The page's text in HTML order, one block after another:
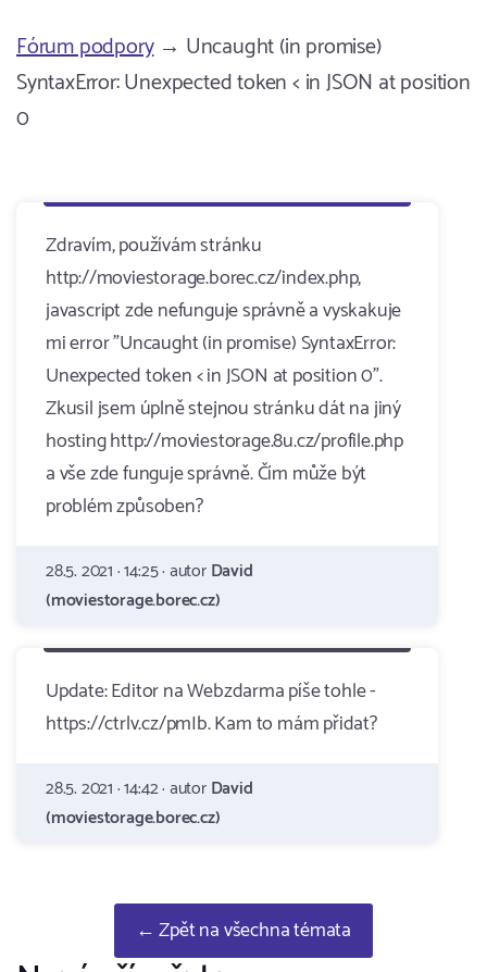
Fórum podpory→ Uncaught (in promise)
SyntaxError: Unexpected token < in JSON at position
0
Zdravím, používám stránku
http://moviestorage.borec.cz/index.php,
javascript zde nefunguje správně a vyskakuje
mi error "Uncaught (in promise) SyntaxError:
Unexpected token < in JSON at position 0".
Zkusil jsem úplně stejnou stránku dát na jiný
hosting http://moviestorage.8u.cz/profile.php
a vše zde funguje správně. Čím může být
problém způsoben?
28.5. 2021 · 14:25 · autorDavid
(moviestorage.borec.cz)
Update: Editor na Webzdarma píše tohle -
https://ctrlv.cz/pmIb. Kam to mám přidat?
28.5. 2021 · 14:42 · autorDavid
(moviestorage.borec.cz)
← Zpět na všechna témata